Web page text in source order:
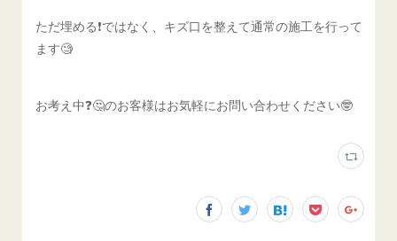
ただ埋める❗️ではなく、キズ口を整えて通常の施工を行って
ます🧐
お考え中❓️🤔のお客様はお気軽にお問い合わせください🤓